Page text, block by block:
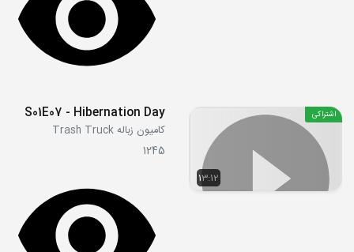
13:12
اشتراکی S01E07 - Hibernation Day
کامیون زباله Trash Truck
1245